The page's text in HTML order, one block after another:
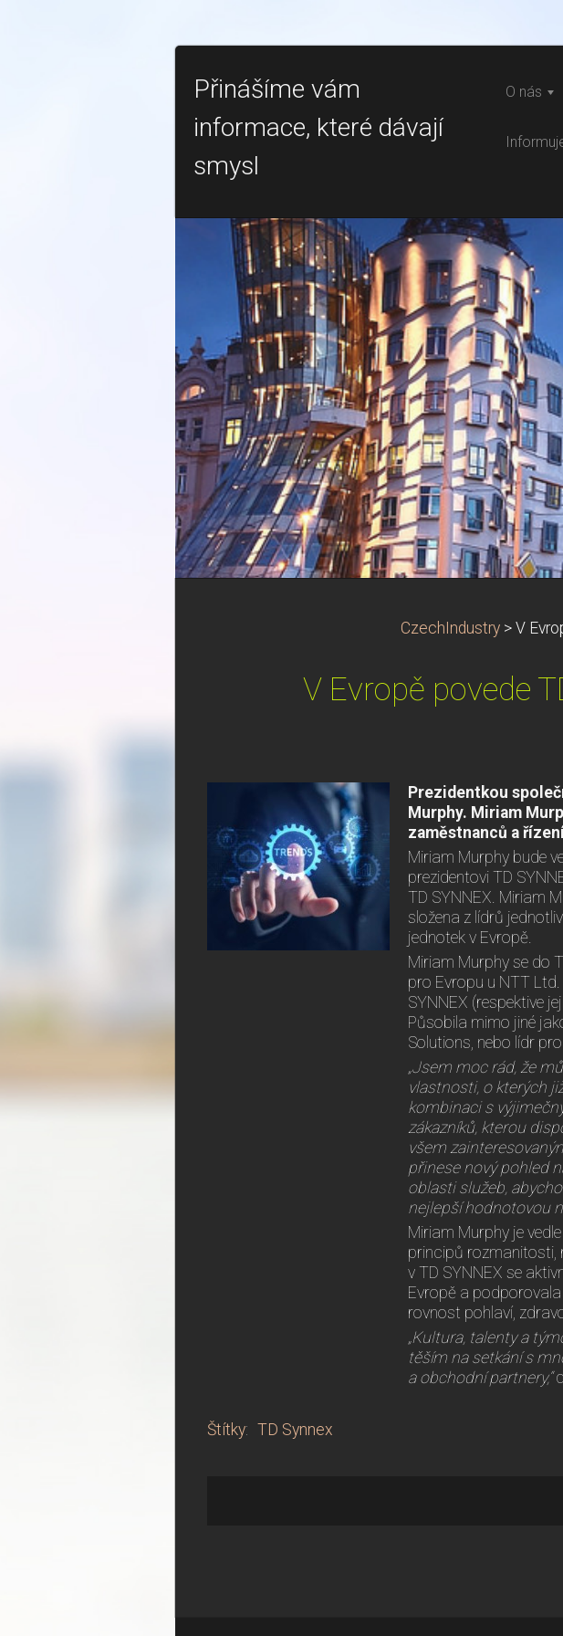
Přinášíme vám
informace, které dávají
smysl
O nás
CzechIndustry > V
V Evropě povede
Prezidentkou
Murphy. Miriam
zaměstnanců a
Miriam Murphy bude
prezidentovi TD
TD SYNNEX. Miriam
složena z lídrů
jednotek v Evropě.
Miriam Murphy se do
pro Evropu u NTT
SYNNEX (respektive
Působila mimo jiné
Solutions, nebo lídr
„Jsem moc rád, že
vlastnosti, o kterých
kombinaci s
zákazníků, kterou
všem
přinese nový pohled
oblasti služeb,
nejlepší hodnotovou
Miriam Murphy je
principů rozmanitosti,
v TD SYNNEX se
Evropě a
rovnost pohlaví,
„Kultura, talenty a
těším na setkání s
a obchodní partnery,“
Štítky: TD Synnex